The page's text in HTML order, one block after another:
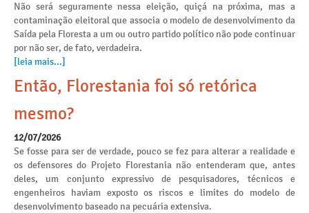
Não será seguramente nessa eleição, quiçá na próxima, mas a
contaminação eleitoral que associa o modelo de desenvolvimento da
Saída pela Floresta a um ou outro partido político não pode continuar
por não ser, de fato, verdadeira.
[leia mais...]
Então, Florestania foi só retórica
mesmo?
12/07/2026
Se fosse para ser de verdade, pouco se fez para alterar a realidade e
os defensores do Projeto Florestania não entenderam que, antes
deles, um conjunto expressivo de pesquisadores, técnicos e
engenheiros haviam exposto os riscos e limites do modelo de
desenvolvimento baseado na pecuária extensiva.